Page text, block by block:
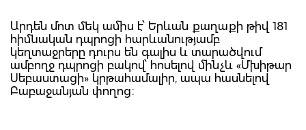
Արդեն մոտ մեկ ամիս է՝ Երևան քաղաքի թիվ 181
հիմնական դպրոցի հարևանությամբ
կեղտաջրերը դուրս են գալիս և տարածվում
ամբողջ դպրոցի բակով՝ հոսելով մինչև «Մխիթար
Սեբաստացի» կրթահամալիր, ապա հասնելով
Բաբաջանյան փողոց։